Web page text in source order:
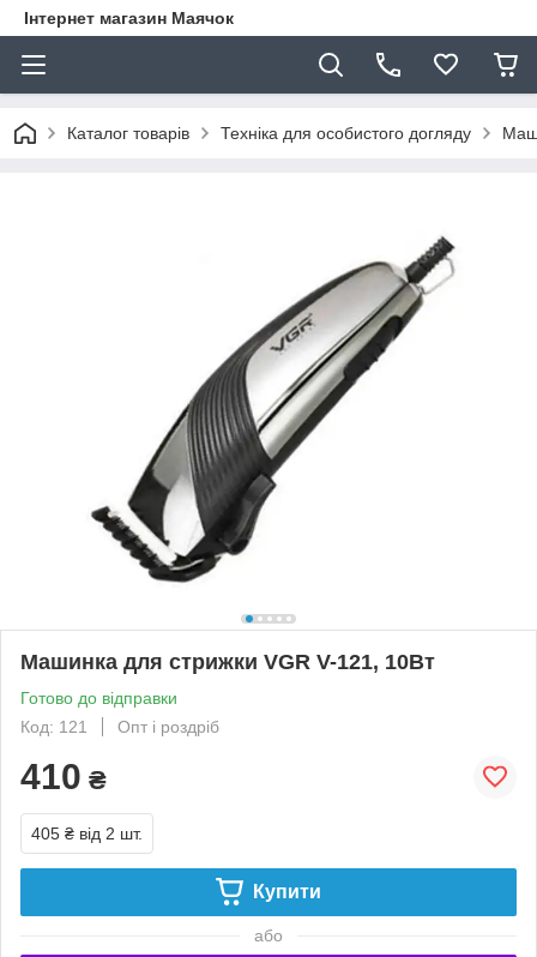
Інтернет магазин Маячок
Каталог товарів Техніка для особистого догляду
Машинка для стрижки VGR V-121, 10Вт
Готово до відправки
Код: 121
Опт і роздріб
410 ₴
405 ₴ від 2 шт.
Купити
або